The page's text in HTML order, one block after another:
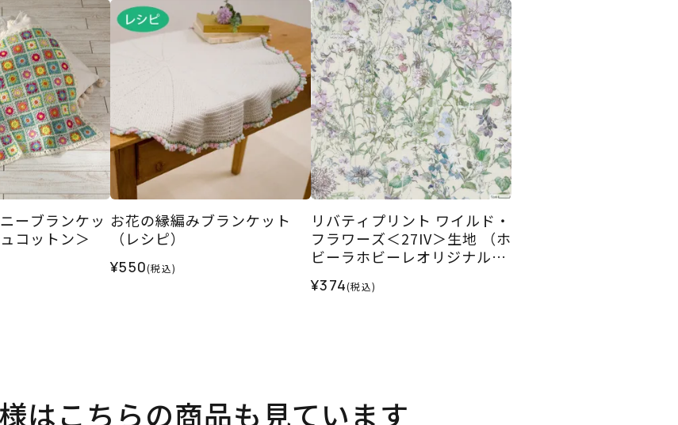
ーブランケッ
コットン＞
お花の縁編みブランケット
（レシピ）
¥550(税込)
リバティプリント ワイルド・
フラワーズ＜27IV＞生地 （ホ
ビーラホビーレオリジナル）
¥374(税込)
はこちらの商品も見ています